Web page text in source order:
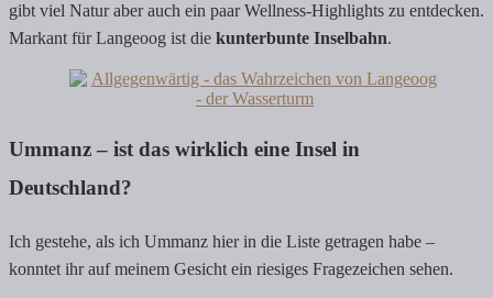
gibt viel Natur aber auch ein paar Wellness-Highlights zu entdecken.
Markant für Langeoog ist die kunterbunte Inselbahn.
Ummanz – ist das wirklich eine Insel in
Deutschland?
Ich gestehe, als ich Ummanz hier in die Liste getragen habe –
konntet ihr auf meinem Gesicht ein riesiges Fragezeichen sehen.